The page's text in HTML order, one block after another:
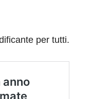
per tutti.